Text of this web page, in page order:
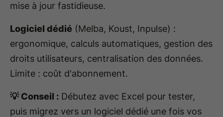
mise à jour fastidieuse.
Logiciel dédié (Melba, Koust, Inpulse) :
ergonomique, calculs automatiques, gestion des
droits utilisateurs, centralisation des données.
Limite : coût d'abonnement.
💡 Conseil : Débutez avec Excel pour tester,
puis migrez vers un logiciel dédié une fois vos